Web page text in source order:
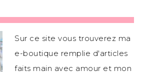
Sur ce site vous trouverez ma
e-boutique remplie d'articles
faits main avec amour et mon